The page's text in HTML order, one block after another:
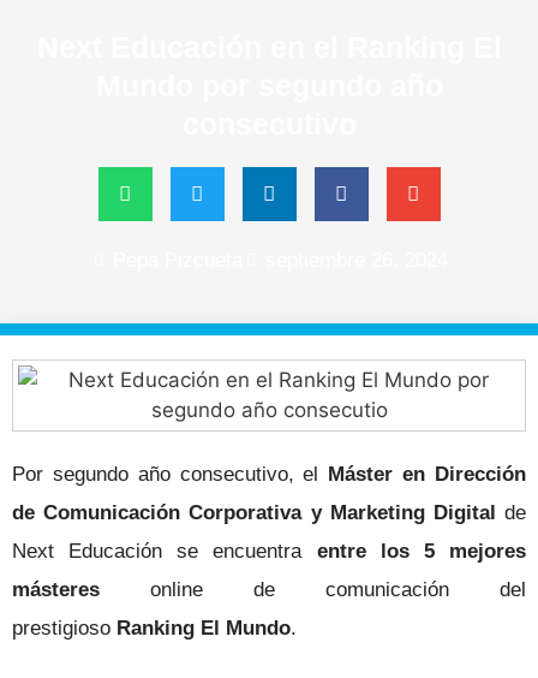
Por segundo año consecutivo, el
Máster en Dirección
de Comunicación Corporativa y Marketing Digital de
Next Educación se encuentra entre los 5 mejores
másteres online de comunicación del
prestigioso Ranking El Mundo.